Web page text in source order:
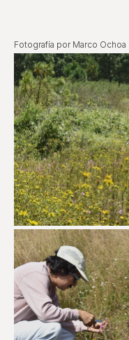
Fotografía por Marco Ochoa